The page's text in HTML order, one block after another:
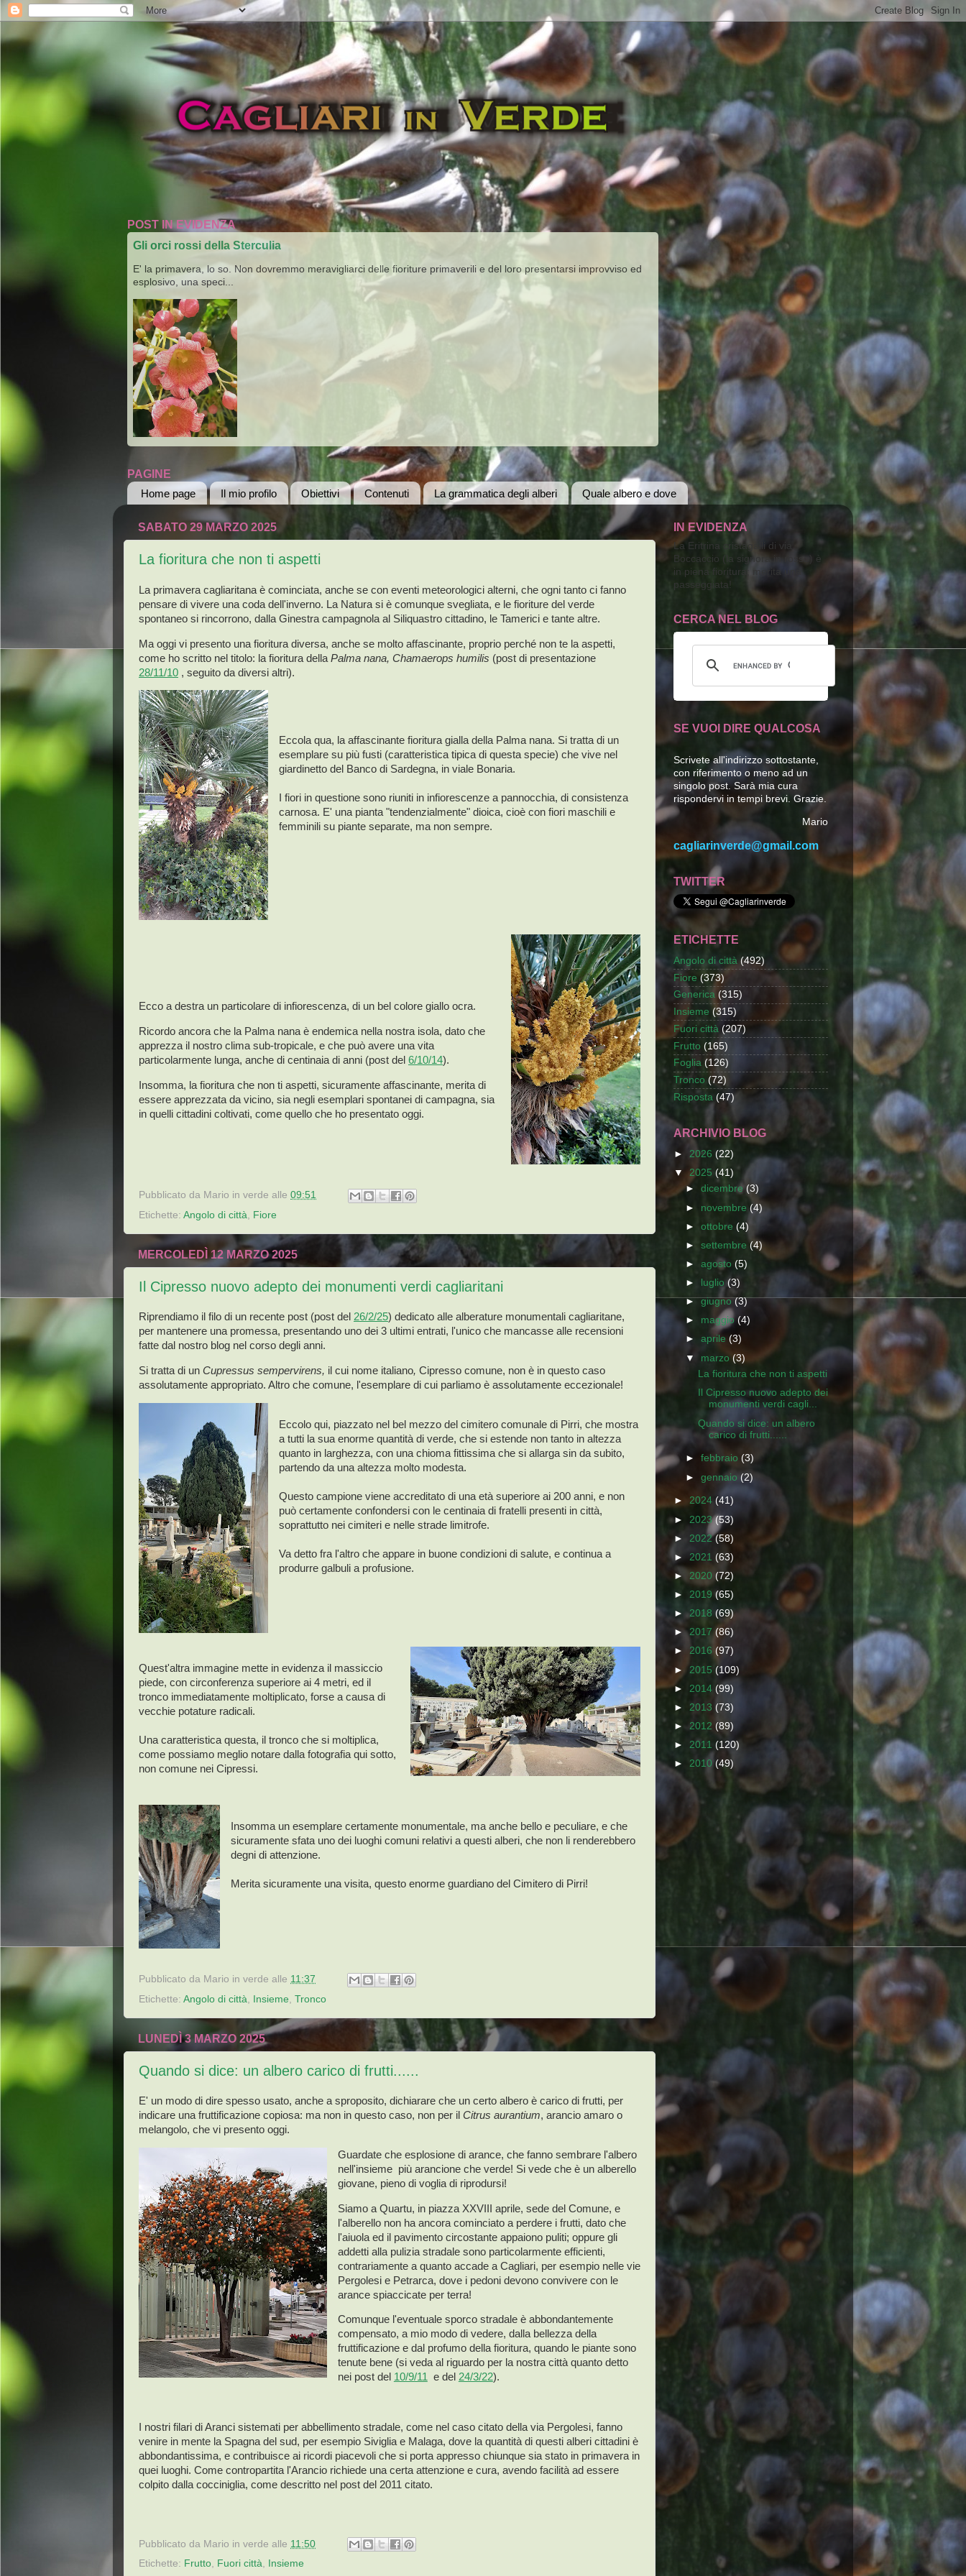
POST IN EVIDENZA
Gli orci rossi della Sterculia
E' la primavera, lo so. Non dovremmo meravigliarci delle fioriture primaverili e del loro presentarsi improvviso ed
esplosivo, una speci...
PAGINE
Home page
Il mio profilo Obiettivi Contenuti La grammatica degli alberi Quale albero e dove
SABATO 29 MARZO 2025
La fioritura che non ti aspetti
La primavera cagliaritana è cominciata, anche se con eventi meteorologici alterni, che ogni tanto ci fanno
pensare di vivere una coda dell'inverno. La Natura si è comunque svegliata, e le fioriture del verde
spontaneo si rincorrono, dalla Ginestra campagnola al Siliquastro cittadino, le Tamerici e tante altre.
Ma oggi vi presento una fioritura diversa, anche se molto affascinante, proprio perché non te la aspetti,
come ho scritto nel titolo: la fioritura della Palma nana, Chamaerops humilis (post di presentazione
28/11/10 , seguito da diversi altri).
Eccola qua, la affascinante fioritura gialla della Palma nana. Si tratta di un
esemplare su più fusti (caratteristica tipica di questa specie) che vive nel
giardinetto del Banco di Sardegna, in viale Bonaria.
I fiori in questione sono riuniti in infiorescenze a pannocchia, di consistenza
carnosa. E' una pianta "tendenzialmente" dioica, cioè con fiori maschili e
femminili su piante separate, ma non sempre.
Ecco a destra un particolare di infiorescenza, di un bel colore giallo ocra.
Ricordo ancora che la Palma nana è endemica nella nostra isola, dato che
apprezza il nostro clima sub-tropicale, e che può avere una vita
particolarmente lunga, anche di centinaia di anni (post del 6/10/14).
Insomma, la fioritura che non ti aspetti, sicuramente affascinante, merita di
essere apprezzata da vicino, sia negli esemplari spontanei di campagna, sia
in quelli cittadini coltivati, come quello che ho presentato oggi.
Pubblicato da Mario in verde alle 09:51
Etichette: Angolo di città Fiore
MERCOLEDÌ 12 MARZO 2025
Il Cipresso nuovo adepto dei monumenti verdi cagliaritani
Riprendiamo il filo di un recente post (post del 26/2/25) dedicato alle alberature monumentali cagliaritane,
per mantenere una promessa, presentando uno dei 3 ultimi entrati, l'unico che mancasse alle recensioni
fatte dal nostro blog nel corso degli anni.
Si tratta di un Cupressus sempervirens, il cui nome italiano, Cipresso comune, non è in questo caso
assolutamente appropriato. Altro che comune, l'esemplare di cui parliamo è assolutamente eccezionale!
Eccolo qui, piazzato nel bel mezzo del cimitero comunale di Pirri, che mostra
a tutti la sua enorme quantità di verde, che si estende non tanto in altezza
quanto in larghezza, con una chioma fittissima che si allarga sin da subito,
partendo da una altezza molto modesta.
Questo campione viene accreditato di una età superiore ai 200 anni, e non
può certamente confondersi con le centinaia di fratelli presenti in città,
soprattutto nei cimiteri e nelle strade limitrofe.
Va detto fra l'altro che appare in buone condizioni di salute, e continua a
produrre galbuli a profusione.
Quest'altra immagine mette in evidenza il massiccio
piede, con circonferenza superiore ai 4 metri, ed il
tronco immediatamente moltiplicato, forse a causa di
vecchie potature radicali.
Una caratteristica questa, il tronco che si moltiplica,
come possiamo meglio notare dalla fotografia qui sotto,
non comune nei Cipressi.
Insomma un esemplare certamente monumentale, ma anche bello e peculiare, e che
sicuramente sfata uno dei luoghi comuni relativi a questi alberi, che non li renderebbero
degni di attenzione.
Merita sicuramente una visita, questo enorme guardiano del Cimitero di Pirri!
Pubblicato da Mario in verde alle 11:37
Etichette: Angolo di città Insieme Tronco
LUNEDÌ 3 MARZO 2025
Quando si dice: un albero carico di frutti......
E' un modo di dire spesso usato, anche a sproposito, dichiarare che un certo albero è carico di frutti, per
indicare una fruttificazione copiosa: ma non in questo caso, non per il Citrus aurantium, arancio amaro o
melangolo, che vi presento oggi.
Guardate che esplosione di arance, che fanno sembrare l'albero
nell'insieme più arancione che verde! Si vede che è un alberello
giovane, pieno di voglia di riprodursi!
Siamo a Quartu, in piazza XXVIII aprile, sede del Comune, e
l'alberello non ha ancora cominciato a perdere i frutti, dato che
l'aiuola ed il pavimento circostante appaiono puliti; oppure gli
addetti alla pulizia stradale sono particolarmente efficienti,
contrariamente a quanto accade a Cagliari, per esempio nelle vie
Pergolesi e Petrarca, dove i pedoni devono convivere con le
arance spiaccicate per terra!
Comunque l'eventuale sporco stradale è abbondantemente
compensato, a mio modo di vedere, dalla bellezza della
fruttificazione e dal profumo della fioritura, quando le piante sono
tenute bene (si veda al riguardo per la nostra città quanto detto
nei post del 10/9/11e del 24/3/22).
I nostri filari di Aranci sistemati per abbellimento stradale, come nel caso citato della via Pergolesi, fanno
venire in mente la Spagna del sud, per esempio Siviglia e Malaga, dove la quantità di questi alberi cittadini è
abbondantissima, e contribuisce ai ricordi piacevoli che si porta appresso chiunque sia stato in primavera in
quei luoghi. Come contropartita l'Arancio richiede una certa attenzione e cura, avendo facilità ad essere
colpito dalla cocciniglia, come descritto nel post del 2011 citato.
Pubblicato da Mario in verde alle 11:50
Etichette: Frutto, Fuori città, Insieme
IN EVIDENZA
La Eritrina cristagalli di via
Boccaccio (la signora in rosso) è
in piena fioritura; merita una
passeggiata!
CERCA NEL BLOG
SE VUOI DIRE QUALCOSA
Scrivete all'indirizzo sottostante,
con riferimento o meno ad un
singolo post. Sarà mia cura
rispondervi in tempi brevi. Grazie.
Mario
cagliarinverde@gmail.com
TWITTER
ETICHETTE
Angolo di città (492)
Fiore (373)
Generica (315)
Insieme (315)
Fuori città (207)
Frutto (165)
Foglia (126)
Tronco (72)
Risposta (47)
ARCHIVIO BLOG
► 2026 (22)
▼2025 (41)
►dicembre (3)
► novembre(4)
►ottobre(4)
►settembre(4)
►agosto(5)
►
luglio(3)
►giugno(3)
► maggio(4)
►aprile(3)
▼ marzo(3)
La fioritura che non ti aspetti
Il Cipresso nuovo adepto dei
monumenti verdi cagli...
Quando si dice: un albero
carico di frutti......
►febbraio(3)
►gennaio(2)
► 2024 (41)
► 2023(53)
► 2022(58)
► 2021 (63)
► 2020 (72)
► 2019 (65)
►2018 (69)
►2017(86)
► 2016 (97)
► 2015 (109)
► 2014 (99)
► 2013 (73)
► 2012 (89)
► 2011 (120)
► 2010 (49)